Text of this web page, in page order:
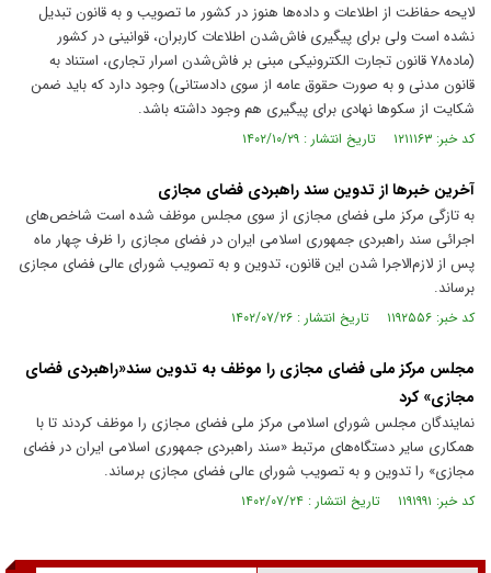
لایحه حفاظت از اطلاعات و داده‌ها هنوز در کشور ما تصویب و به قانون تبدیل
نشده است ولی برای پیگیری فاش‌شدن اطلاعات کاربران، قوانینی در کشور
(ماده۷۸ قانون تجارت الکترونیکی مبنی بر فاش‌شدن اسرار تجاری، استناد به
قانون مدنی و به صورت حقوق عامه از سوی دادستانی) وجود دارد که باید ضمن
شکایت از سکو‌ها نهادی برای پیگیری هم وجود داشته باشد.
کد خبر: ۱۲۱۱۱۶۳ تاریخ انتشار : ۱۴۰۲/۱۰/۲۹
آخرین خبرها از تدوین سند راهبردی فضای مجازی
به تازگی مرکز ملی فضای مجازی از سوی مجلس موظف شده است شاخص‌های
اجرائی سند راهبردی جمهوری اسلامی ایران در فضای مجازی را ظرف چهار ماه
پس از لازم‌الاجرا شدن این قانون، تدوین و به تصویب شورای عالی فضای مجازی
برساند.
کد خبر: ۱۱۹۲۵۵۶ تاریخ انتشار : ۱۴۰۲/۰۷/۲۶
مجلس مرکز ملی فضای مجازی را موظف به تدوین سند«راهبردی فضای
مجازی» کرد
نمایندگان مجلس شورای اسلامی مرکز ملی فضای مجازی را موظف کردند تا با
همکاری سایر دستگاه‌های مرتبط «سند راهبردی جمهوری اسلامی ایران در فضای
مجازی» را تدوین و به تصویب شورای عالی فضای مجازی برساند.
کد خبر: ۱۱۹۱۹۹۱ تاریخ انتشار : ۱۴۰۲/۰۷/۲۴